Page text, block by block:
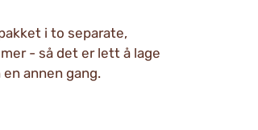
i to separate,
- så det er lett å lage
annen gang.